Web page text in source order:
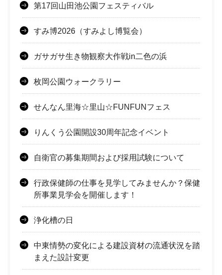
第17回山田池公園フェスティバル
すみ博2026（すみよし博覧会）
ガサガサ生き物観察大作戦in二色の浜
枚岡公園ウォークラリー
せんなん里海☆里山☆FUNFUNフェス
りんくう公園開設30周年記念イベント
自衛官の募集期間および採用試験について
行政保健師の仕事を見学してみませんか？保健
所事業見学会を開催します！
浄化槽の日
中東情勢の変化による建設資材の流通状況を踏
まえた設計変更